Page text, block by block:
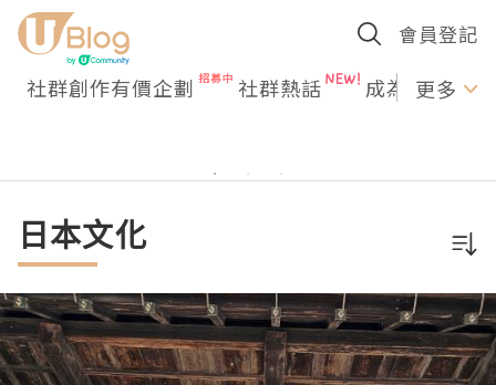
會員登記
社群創作有價企劃 社群熱話 成為U更多
日本文化